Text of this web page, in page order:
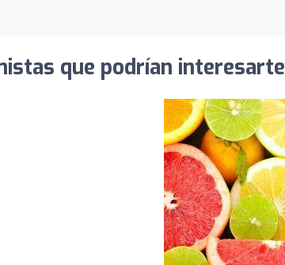
que podrían interesarte